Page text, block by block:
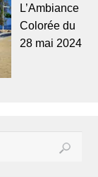
L’Ambiance
Colorée du
28 mai 2024